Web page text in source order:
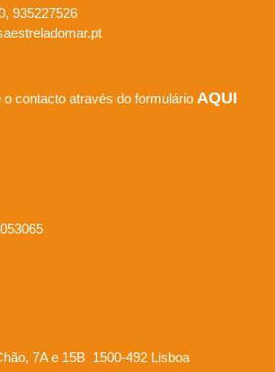
935227526
o contacto através do formulário AQUI
7A e 15B 1500-492 Lisboa